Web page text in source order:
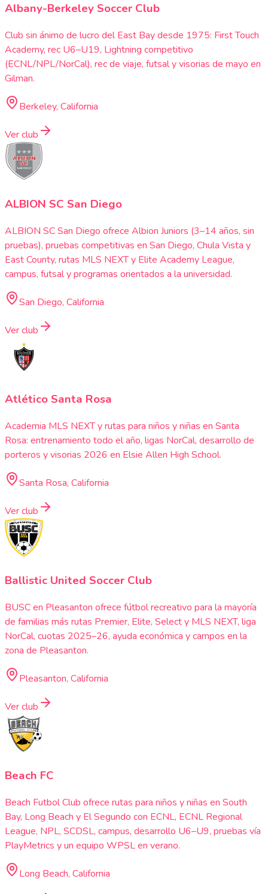
Albany-Berkeley Soccer Club
Club sin ánimo de lucro del East Bay desde 1975: First Touch
Academy, rec U6–U19, Lightning competitivo
(ECNL/NPL/NorCal), rec de viaje, futsal y visorias de mayo en
Gilman.
Berkeley, California
Ver club
ALBION SC San Diego
ALBION SC San Diego ofrece Albion Juniors (3–14 años, sin
pruebas), pruebas competitivas en San Diego, Chula Vista y
East County, rutas MLS NEXT y Elite Academy League,
campus, futsal y programas orientados a la universidad.
San Diego, California
Ver club
Atlético Santa Rosa
Academia MLS NEXT y rutas para niños y niñas en Santa
Rosa: entrenamiento todo el año, ligas NorCal, desarrollo de
porteros y visorias 2026 en Elsie Allen High School.
Santa Rosa, California
Ver club
Ballistic United Soccer Club
BUSC en Pleasanton ofrece fútbol recreativo para la mayoría
de familias más rutas Premier, Elite, Select y MLS NEXT, liga
NorCal, cuotas 2025–26, ayuda económica y campos en la
zona de Pleasanton.
Pleasanton, California
Ver club
Beach FC
Beach Futbol Club ofrece rutas para niños y niñas en South
Bay, Long Beach y El Segundo con ECNL, ECNL Regional
League, NPL, SCDSL, campus, desarrollo U6–U9, pruebas vía
PlayMetrics y un equipo WPSL en verano.
Long Beach, California